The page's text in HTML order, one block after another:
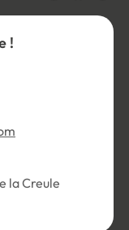
!
la Creule